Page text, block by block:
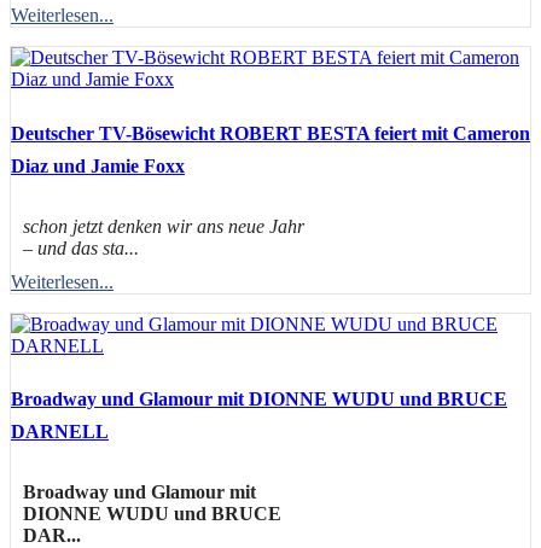
Weiterlesen...
Deutscher TV-Bösewicht ROBERT BESTA feiert mit Cameron
Diaz und Jamie Foxx
schon jetzt denken wir ans neue Jahr
– und das sta...
Weiterlesen...
Broadway und Glamour mit DIONNE WUDU und BRUCE
DARNELL
Broadway und Glamour mit
DIONNE WUDU und BRUCE
DAR...